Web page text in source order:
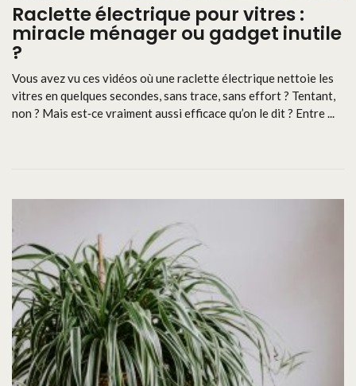
Raclette électrique pour vitres :
miracle ménager ou gadget inutile
?
Vous avez vu ces vidéos où une raclette électrique nettoie les
vitres en quelques secondes, sans trace, sans effort ? Tentant,
non ? Mais est‑ce vraiment aussi efficace qu’on le dit ? Entre ...